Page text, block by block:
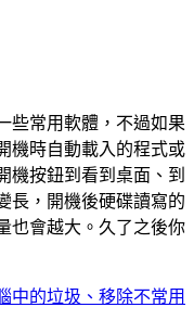
些常用軟體，不過如果
機時自動載入的程式或
機按鈕到看到桌面、到
長，開機後硬碟讀寫的
也會越大。久了之後你
中的垃圾、移除不常用